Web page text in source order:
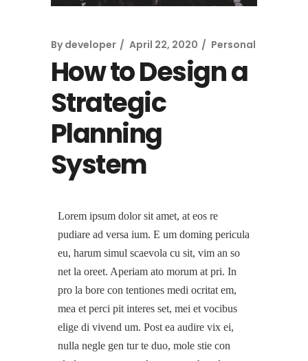
By developer April 22, 2020 Personal
How to Design a
Strategic
Planning
System
Lorem ipsum dolor sit amet, at eos re
pudiare ad versa ium. E um doming pericula
eu, harum simul scaevola cu sit, vim an so
net la oreet. Aperiam ato morum at pri. In
pro la bore con tentiones medi ocritat em,
mea et perci pit interes set, mei et vocibus
elige di vivend um. Post ea audire vix ei,
nulla negle gen tur te duo, mole stie con